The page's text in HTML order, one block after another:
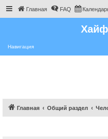
Главная FAQ
Навигация
Главная Общий раздел